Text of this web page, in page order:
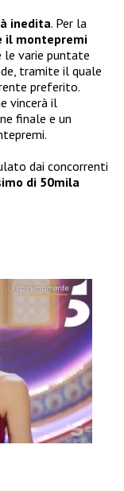
inedita. Per la
il montepremi
le varie puntate
tramite il quale
preferito.
vincerà il
finale e un
dai concorrenti
di 50mila